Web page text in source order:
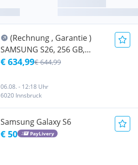
(Rechnung , Garantie )
SAMSUNG S26, 256 GB,
SAMSUNG Galaxy S26, 256
Neu versiegelt
€ 634,99€ 644,99
06.08. - 12:18 Uhr
6020 Innsbruck
Samsung Galaxy S6
€ 50 PayLivery